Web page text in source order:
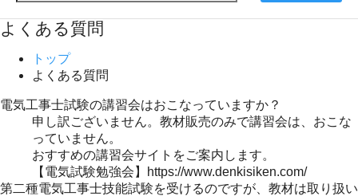
よくある質問
トップ
よくある質問
電気工事士試験の講習会はおこなっていますか？
申し訳ございません。教材販売のみで講習会は、おこな
っていません。
おすすめの講習会サイトをご案内します。
【電気試験勉強会】https://www.denkisiken.com/
第二種電気工事士技能試験を受けるのですが、教材は取り扱い